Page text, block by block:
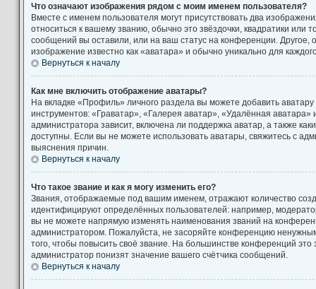
Что означают изображения рядом с моим именем пользователя?
Вместе с именем пользователя могут присутствовать два
относиться к вашему званию, обычно это звёздочки, квадратики или
сообщений вы оставили, или на ваш статус на конференции. Другое,
изображение известно как «аватара» и обычно уникально для
Вернуться к началу
Как мне включить отображение аватары?
На вкладке «Профиль» личного раздела вы можете добавить
инструментов: «Граватар», «Галерея аватар», «Удалённая
администратора зависит, включена ли поддержка аватар, а также
доступны. Если вы не можете использовать аватары, свяжитесь с
выяснения причин.
Вернуться к началу
Что такое звание и как я могу изменить его?
Звания, отображаемые под вашим именем, отражают количество
идентифицируют определённых пользователей: например,
вы не можете напрямую изменять наименования званий на
администратором. Пожалуйста, не засоряйте конференцию
того, чтобы повысить своё звание. На большинстве конференций
администратор понизят значение вашего счётчика сообщений.
Вернуться к началу